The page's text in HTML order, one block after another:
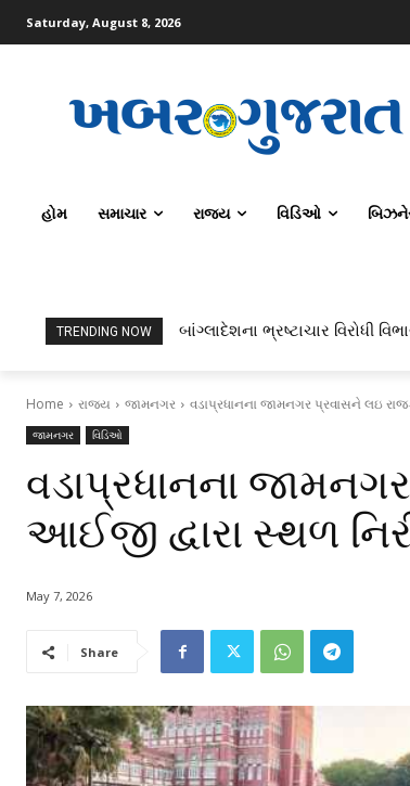
Saturday, August 8, 2026
હોમ સમાચાર રાજ્ય વિડિઓ
TRENDING NOW ટોપર્સ કોમ્પ્યુટર સાયન્સ અને AI
બાંગ્લાદેશના ભ્રષ્ટાચાર વિરોધી
Home રાજ્ય જામનગર વડાપ્રધાનના જામનગર પ્રવાસને લઇ
જામનગર વિડિઓ
વડાપ્રધાનના
આઈજી દ્વારા સ્થળ
May 7, 2026
Share